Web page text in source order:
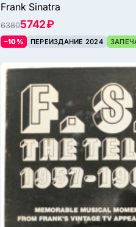
Frank Sinatra
63805742 ₽
–10% ПЕРЕИЗДАНИЕ 2024